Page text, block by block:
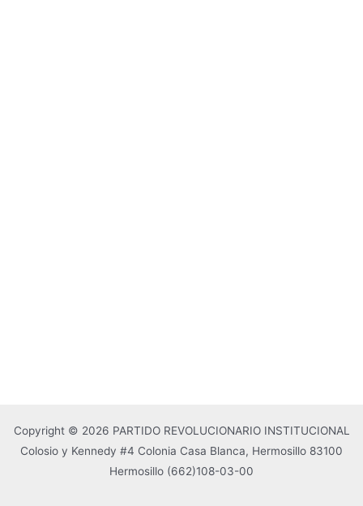
Copyright © 2026 PARTIDO REVOLUCIONARIO INSTITUCIONAL
Colosio y Kennedy #4 Colonia Casa Blanca, Hermosillo 83100
Hermosillo (662)108-03-00